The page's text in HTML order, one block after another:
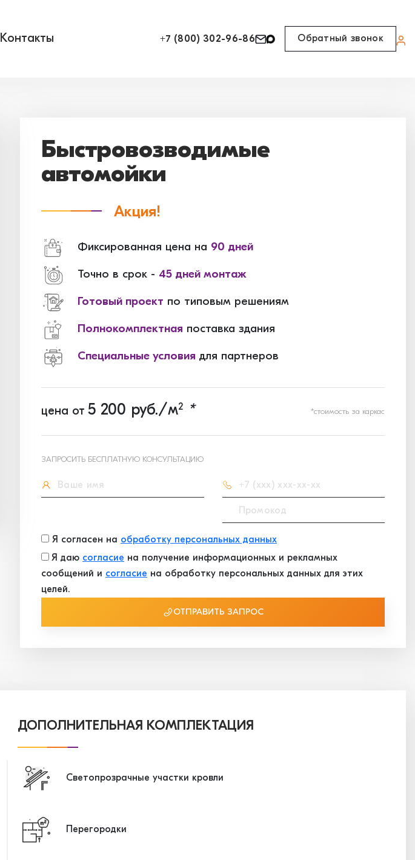
Контакты +7 (800) 302-96-86 Обратный звонок
Быстровозводимые
автомойки
Акция!
Фиксированная цена на 90 дней
Точно в срок - 45 дней монтаж
Готовый проект по типовым решениям
Полнокомплектная поставка здания
Специальные условия для партнеров
цена от 5 200 руб./м2 * *стоимость за каркас
ЗАПРОСИТЬ БЕСПЛАТНУЮ КОНСУЛЬТАЦИЮ
Я согласен на обработку персональных данных
Я даю согласие на получение информационных и рекламных
сообщений и согласие на обработку персональных данных для этих
целей.
ОТПРАВИТЬ ЗАПРОС
ДОПОЛНИТЕЛЬНАЯ КОМПЛЕКТАЦИЯ
Светопрозрачные участки кровли
Перегородки